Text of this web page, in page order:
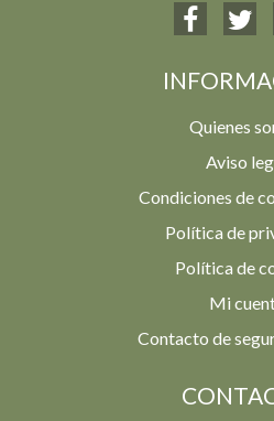
Quienes
Aviso
Condiciones de
Política de
Política de
Mi
Contacto de